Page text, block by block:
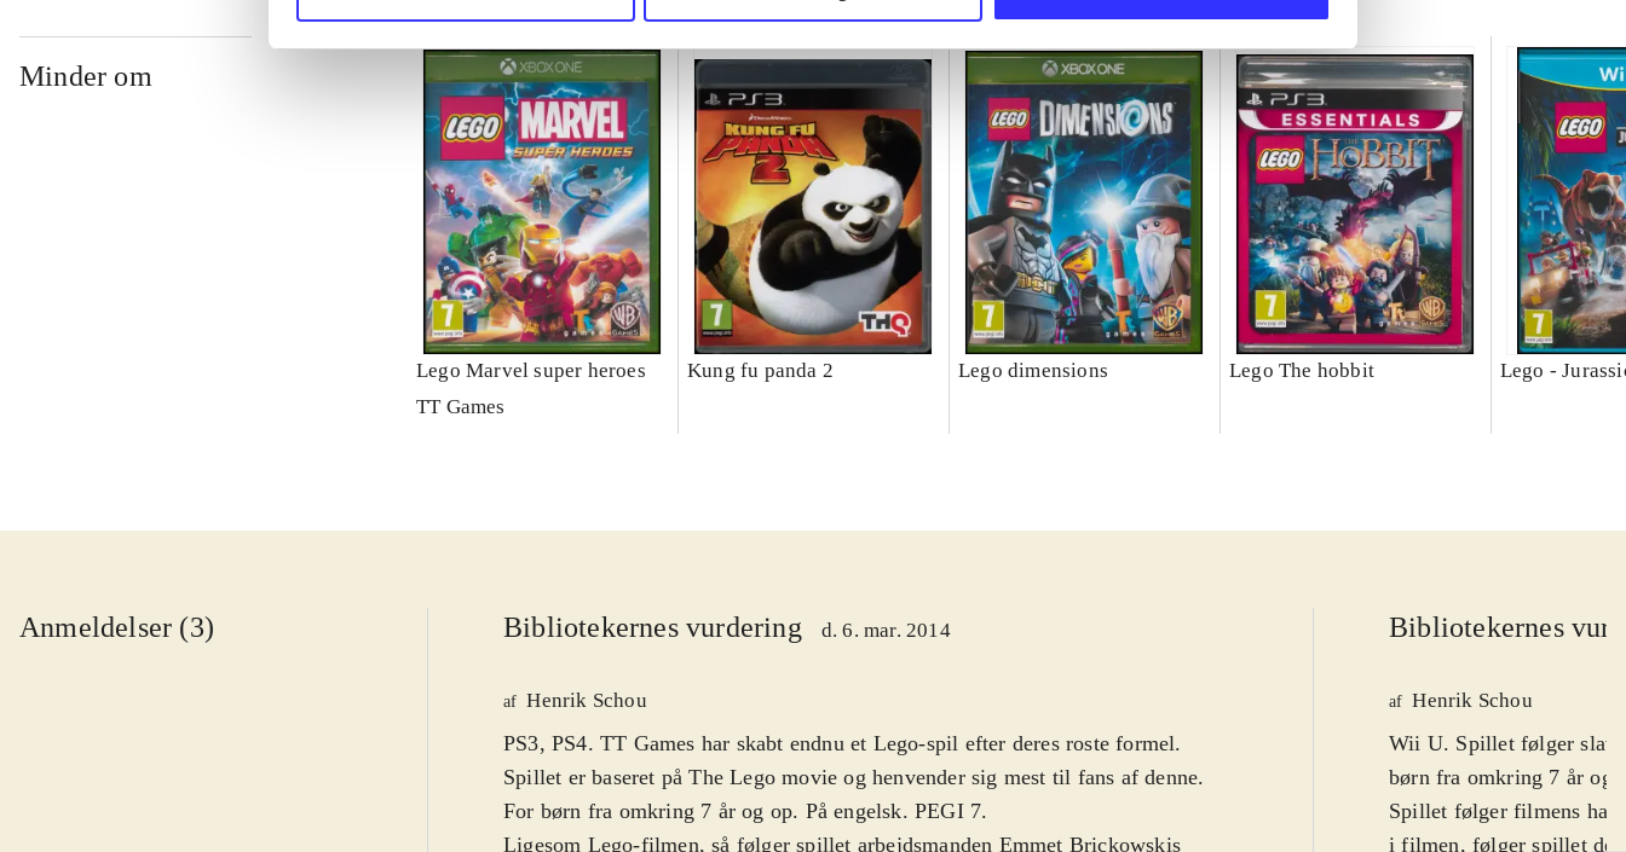
Minder om
Lego Marvel super heroes
TT Games
Kung fu panda 2 Lego dimensions Lego The hobbit Lego -
Anmeldelser (3) Bibliotekernes vurdering d. 6. mar. 2014
af Henrik Schou
PS3, PS4. TT Games har skabt endnu et Lego-spil efter deres roste formel.
Spillet er baseret på The Lego movie og henvender sig mest til fans af denne.
For børn fra omkring 7 år og op. På engelsk. PEGI 7.
Ligesom Lego-filmen, så følger spillet arbejdsmanden Emmet Brickowskis
Bibliotekernes
af Henrik Schou
Wii U. Spillet følger
børn fra omkring 7 år og
Spillet følger filmens
i filmen, følger spillet